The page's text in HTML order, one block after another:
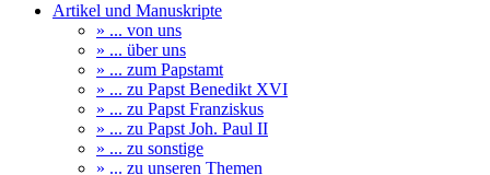
Artikel und Manuskripte
» ... von uns
» ... über uns
» ... zum Papstamt
» ... zu Papst Benedikt XVI
» ... zu Papst Franziskus
» ... zu Papst Joh. Paul II
» ... zu sonstige
» ... zu unseren Themen